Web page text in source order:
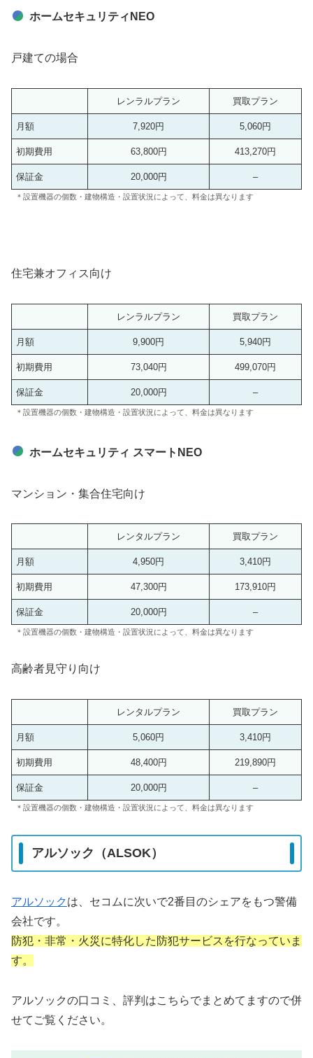
ホームセキュリティNEO
戸建ての場合
レンラルプラン 買取プラン
月額 7,920円 5,060円
初期費用 63,800円 413,270円
保証金 20,000円 –
＊設置機器の個数・建物構造・設置状況によって、料金は異なります
住宅兼オフィス向け
レンラルプラン 買取プラン
月額 9,900円 5,940円
初期費用 73,040円 499,070円
保証金 20,000円 –
＊設置機器の個数・建物構造・設置状況によって、料金は異なります
ホームセキュリティ スマートNEO
マンション・集合住宅向け
レンタルプラン 買取プラン
月額 4,950円 3,410円
初期費用 47,300円 173,910円
保証金 20,000円 –
＊設置機器の個数・建物構造・設置状況によって、料金は異なります
高齢者見守り向け
レンタルプラン 買取プラン
月額 5,060円 3,410円
初期費用 48,400円 219,890円
保証金 20,000円 –
＊設置機器の個数・建物構造・設置状況によって、料金は異なります
アルソック（ALSOK）
アルソックは、セコムに次いで2番目のシェアをもつ警備
会社です。
防犯・非常・火災に特化した防犯サービスを行なっていま
す。
アルソックの口コミ、評判はこちらでまとめてますので併
せてご覧ください。